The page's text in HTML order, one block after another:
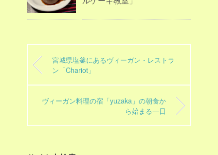
宮城県塩釜にあるヴィーガン・レストラ
ン「Chariot」
ヴィーガン料理の宿「yuzaka」の朝食か
ら始まる一日